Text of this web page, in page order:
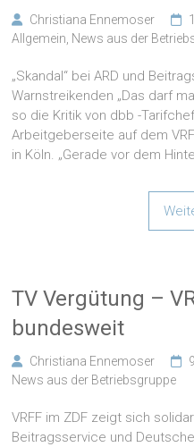
Christiana Ennemoser
Allgemein News aus der
„Skandal“ bei ARD und
Warnstreikenden „Das darf
so die Kritik von dbb -
Arbeitgeberseite auf dem
in Köln. „Gerade vor dem
TV Vergütung –
bundesweit
Christiana Ennemoser
News aus der Betriebsgruppe
VRFF im ZDF zeigt sich
Beitragsservice und